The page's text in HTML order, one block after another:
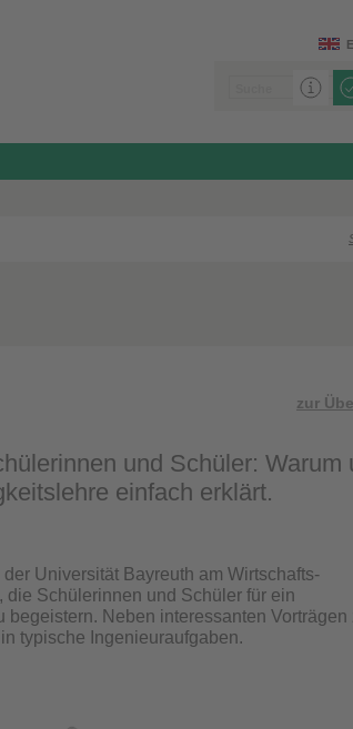
zur
und Schüler: Warum
einfach erklärt.
Universität Bayreuth am Wirtschafts-
Schülerinnen und Schüler für ein
Neben interessanten Vorträgen
typische Ingenieuraufgaben.